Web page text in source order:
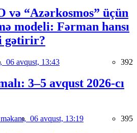
və “Azərkosmos” üçün
modeli: Fərman hansı
gətirir?
06 avqust, 13:43 392
3–5 avqust 2026-cı
06 avqust, 13:19 395